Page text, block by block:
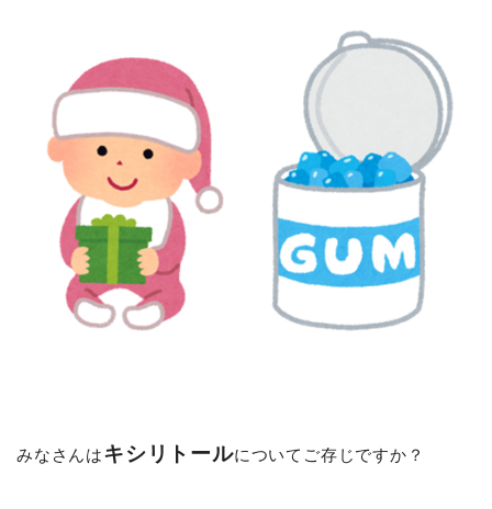
みなさんはキシリトールについてご存じですか？